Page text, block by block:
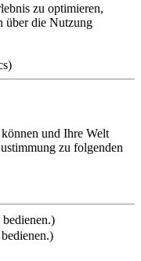
zu optimieren,
über die Nutzung
und Ihre Welt
zu folgenden